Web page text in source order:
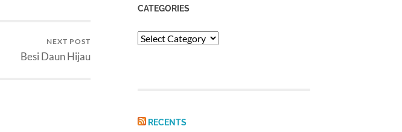
NEXT POST
Besi Daun Hijau
CATEGORIES
Categories
RECENTS